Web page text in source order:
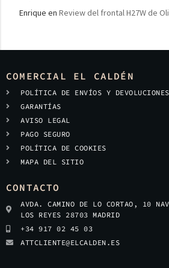
Enrique en Review del frontal H27W de
COMERCIAL EL CALDÉN
POLÍTICA DE ENVÍOS Y DEVOLUCIONES
GARANTÍAS
AVISO LEGAL
PAGO SEGURO
POLÍTICA DE COOKIES
MAPA DEL SITIO
CONTACTO
AVDA. CAMINO DE LO CORTAO, 10
LOS REYES 28703 MADRID
+34 917 02 45 03
ATTCLIENTE@ELCALDEN.ES